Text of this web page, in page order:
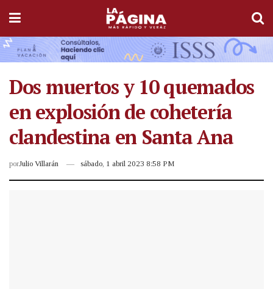
Dos muertos y 10 quemados
en explosión de cohetería
clandestina en Santa Ana
porJulio Villarán sábado, 1 abril 2023 8:58 PM